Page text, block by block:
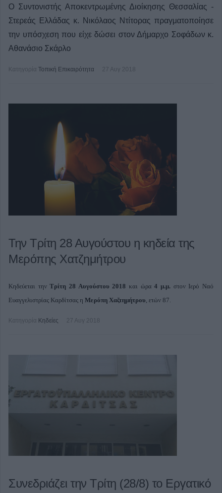
Ο Συντονιστής Αποκεντρωμένης Διοίκησης Θεσσαλίας -
Στερεάς Ελλάδας κ. Νικόλαος Ντίτορας πραγματοποίησε
την υπόσχεση που είχε δώσει στον Δήμαρχο Σοφάδων κ.
Αθανάσιο Σκάρλο
Κατηγορία Τοπική Επικαιρότητα 27 Αυγ 2018
Την Τρίτη 28 Αυγούστου η κηδεία της
Μερόπης Χατζημήτρου
Κηδεύεται τηνΤρίτη 28 Αυγούστου2018 και ώρα4 μ.μ. στον Ιερό Ναό
Ευαγγελιστρίας Καρδίτσας η Μερόπη Χαζτημήτρου, ετών 87.
Κατηγορία Κηδείες 27 Αυγ 2018
Συνεδριάζει την Τρίτη (28/8) το Εργατικό